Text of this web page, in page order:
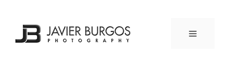
contenido
MENÚ